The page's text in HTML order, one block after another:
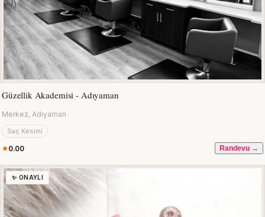
Güzellik Akademisi - Adıyaman
Merkez, Adıyaman
Saç Kesimi
0.00 Randevu →
✨ ONAYLI